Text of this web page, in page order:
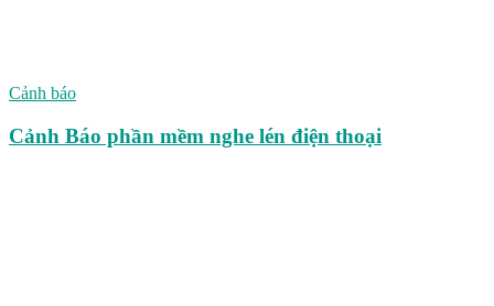
Cảnh báo
Cảnh Báo phần mềm nghe lén điện thoại